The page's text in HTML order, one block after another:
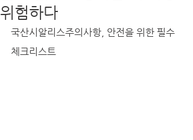
위험하다
국산시알리스주의사항, 안전을 위한 필수
체크리스트